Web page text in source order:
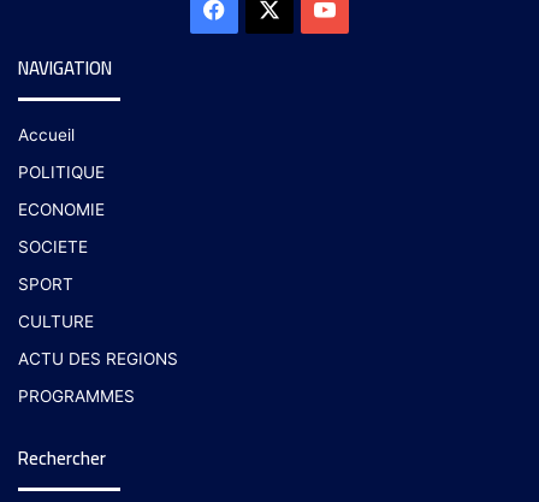
NAVIGATION
Accueil
POLITIQUE
ECONOMIE
SOCIETE
SPORT
CULTURE
ACTU DES REGIONS
PROGRAMMES
Rechercher